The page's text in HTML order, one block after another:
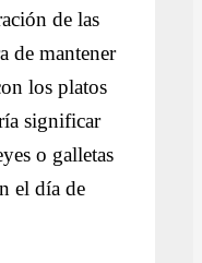
de las
de mantener
los platos
significar
o galletas
el día de